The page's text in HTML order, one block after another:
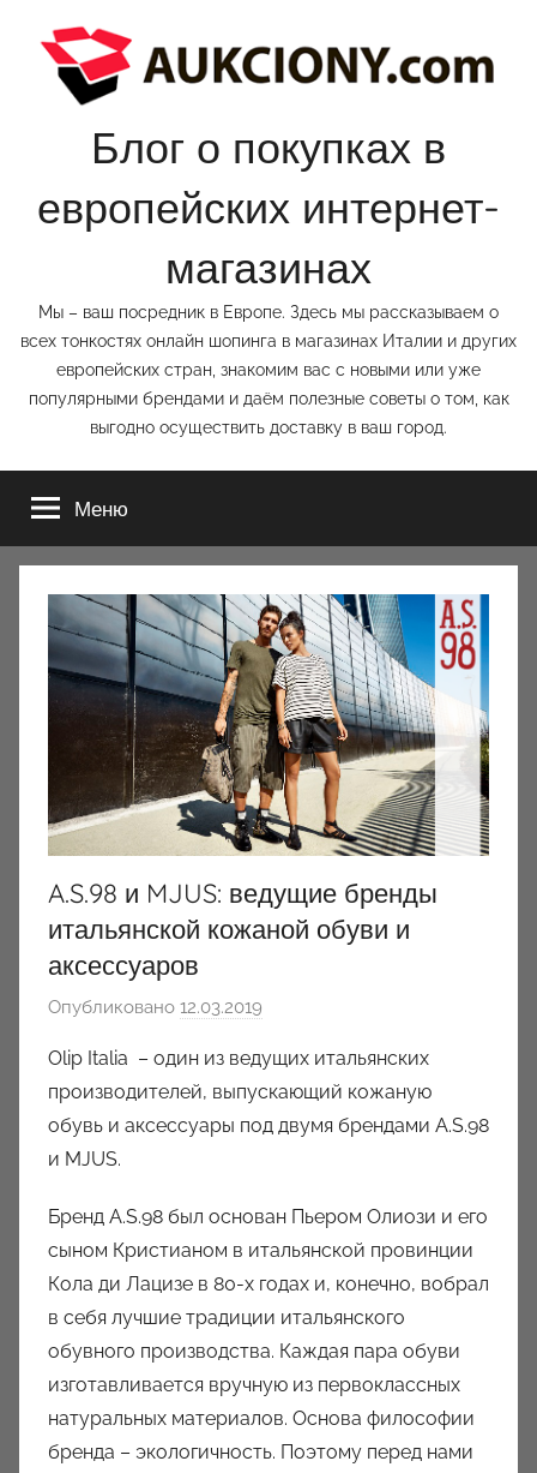
содержимому
Блог о покупках в
европейских интернет-
магазинах
Мы – ваш посредник в Европе. Здесь мы рассказываем о
всех тонкостях онлайн шопинга в магазинах Италии и других
европейских стран, знакомим вас с новыми или уже
популярными брендами и даём полезные советы о том, как
выгодно осуществить доставку в ваш город.
Меню
A.S.98 и MJUS: ведущие бренды
итальянской кожаной обуви и
аксессуаров
Опубликовано 12.03.2019
т
о
р
a
u
k
c
i
o
n
y
Olip Italia – один из ведущих итальянских
производителей, выпускающий кожаную
обувь и аксессуары под двумя брендами A.S.98
и MJUS.
Бренд A.S.98 был основан Пьером Олиози и его
сыном Кристианом в итальянской провинции
Кола ди Лацизе в 80-х годах и, конечно, вобрал
в себя лучшие традиции итальянского
обувного производства. Каждая пара обуви
изготавливается вручную из первоклассных
натуральных материалов. Основа философии
бренда – экологичность. Поэтому перед нами